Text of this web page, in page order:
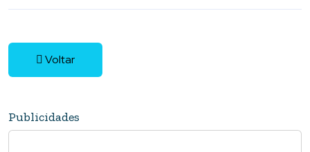
Voltar
Publicidades